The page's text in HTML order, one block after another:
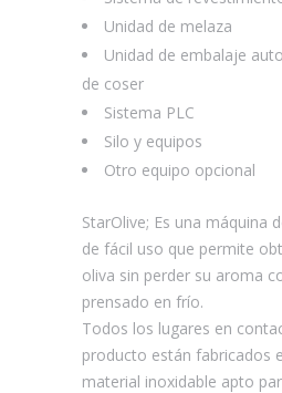
Unidad de melaza
Unidad de embalaje
de coser
Sistema PLC
Silo y equipos
Otro equipo opcional
StarOlive; Es una máquina
de fácil uso que permite
oliva sin perder su aroma
prensado en frío.
Todos los lugares en
producto están fabricados
material inoxidable apto